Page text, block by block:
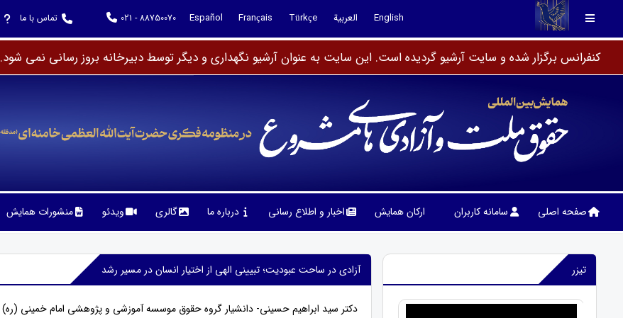
English العربية Türkçe
Français
Español
021 - 88750070 تماس با ما
کنفرانس برگزار شده و سایت آرشیو گردیده است. این سایت به عنوان آرشیو نگهداری و دیگر توسط دبیرخانه بروز رسانی نمی شود.
صفحه اصلی سامانه کاربران ارکان همایش اخبار و اطلاع رسانی درباره ما گالری ویدئو منشورات همایش
تیزر آزادی در ساحت عبودیت؛ تبیینی الهی از اختیار انسان در مسیر رشد
دکتر سید ابراهیم حسینی- دانشیار گروه حقوق موسسه آموزشی و پژوهشی امام خمینی (ره)